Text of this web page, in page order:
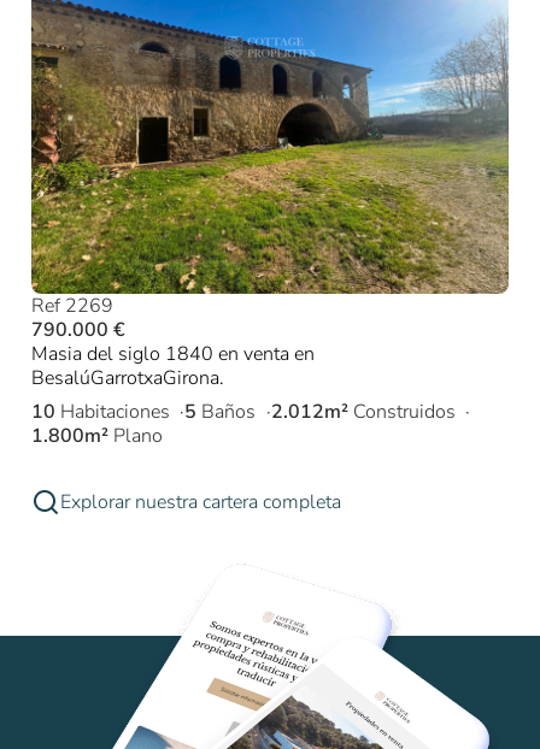
Ref 2269
790.000 €
Masia del siglo 1840 en venta en
BesalúGarrotxaGirona.
10 Habitaciones 5 Baños 2.012m² Construidos
1.800m² Plano
Explorar nuestra cartera completa